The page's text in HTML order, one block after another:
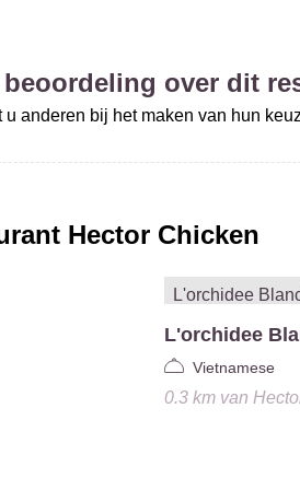
over dit
anderen bij het maken van hun
Hector Chicken
L'orchidee
Vietnamese
0.3 kmvan